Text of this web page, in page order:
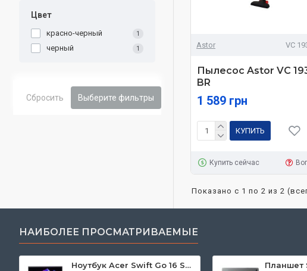
Цвет
красно-черный 1
черный 1
Сбросить Выберите фильтры
Astor VC
Пылесос Astor VC
BR
1 589 грн
КУПИТЬ
Купить сейчас
Показано с 1 по 2 из 2
НАИБОЛЕЕ ПРОСМАТРИВАЕМЫЕ
Ноутбук Acer Swift Go 16 SFG16-71 (NX.KVZEU.003)